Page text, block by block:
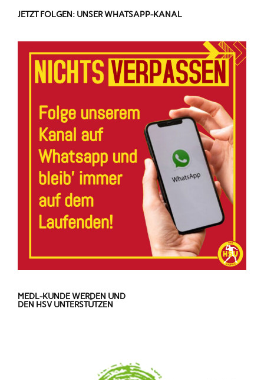
JETZT FOLGEN: UNSER WHATSAPP-KANAL
MEDL-KUNDE WERDEN UND
DEN HSV UNTERSTÜTZEN